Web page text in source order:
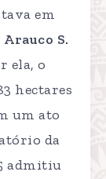
em
S.
ela, o
hectares
um ato
da
admitiu